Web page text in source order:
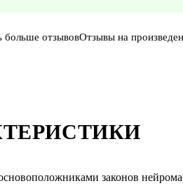
законов
больше отзывовОтзывы на